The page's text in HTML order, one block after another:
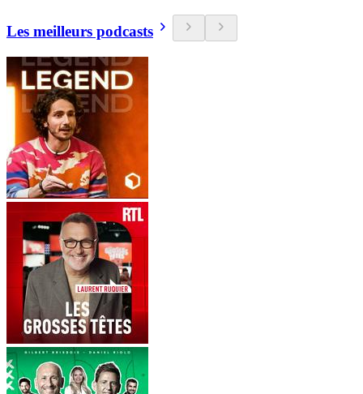
Les meilleurs podcasts